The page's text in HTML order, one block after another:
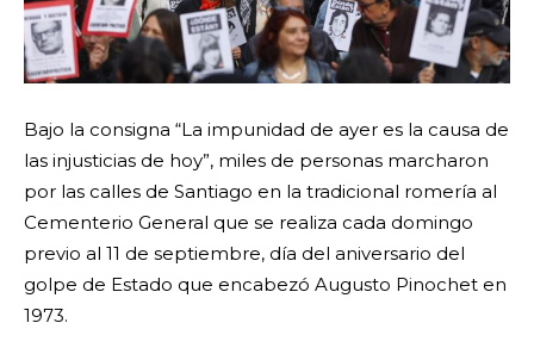
Bajo la consigna “La impunidad de ayer es la causa de
las injusticias de hoy”, miles de personas marcharon
por las calles de Santiago en la tradicional romería al
Cementerio General que se realiza cada domingo
previo al 11 de septiembre, día del aniversario del
golpe de Estado que encabezó Augusto Pinochet en
1973.